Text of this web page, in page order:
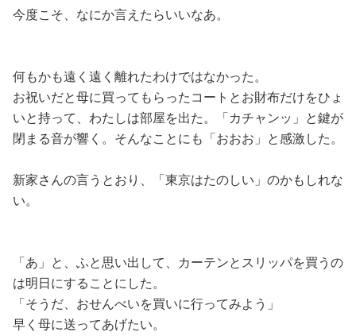
今度こそ、なにか言えたらいいなあ。
何もかも遠く遠く離れたわけではなかった。
お祝いだと母に買ってもらったコートとお財布だけをひょ
いと持って、わたしは部屋を出た。「カチャンッ」と鍵が
閉まる音が響く。そんなことにも「おおお」と感激した。
新家さんの言うとおり、「東京はたのしい」のかもしれな
い。
「あ」と、ふと思い出して、カーテンとスリッパを買うの
は明日にすることにした。
「そうだ、おせんべいを買いに行ってみよう」
早く母に送ってあげたい。